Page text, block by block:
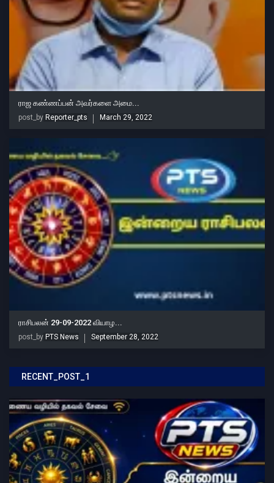
ராஜ கண்ணப்பன் அவர்களை அமை...
post_by Reporter_pts March 29, 2022
ராசிபலன் 29-09-2022 வியாழ...
post_by PTS News September 28, 2022
RECENT_POST_1